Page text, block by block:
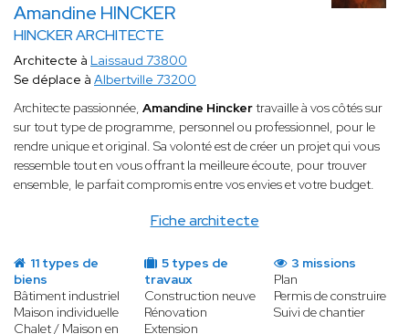
Amandine HINCKER
HINCKER ARCHITECTE
Fiche architecte
Architecte à Laissaud 73800
Se déplace à Albertville 73200
Architecte passionnée, Amandine Hinckertravaille à vos côtés sur
sur tout type de programme, personnel ou professionnel, pour le
rendre unique et original. Sa volonté est de créer un projet qui vous
ressemble tout en vous offrant la meilleure écoute, pour trouver
ensemble, le parfait compromis entre vos envies et votre budget.
11 types de
biens
Bâtiment industriel
Maison individuelle
Chalet / Maison en
5 types de
travaux
Construction neuve
Rénovation
Extension
3 missions
Plan
Permis de construire
Suivi de chantier